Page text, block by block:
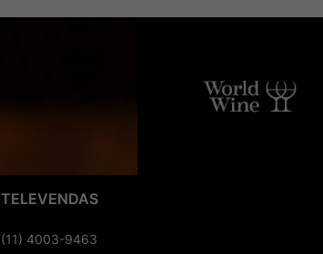
TELEVENDAS
(11) 4003-9463